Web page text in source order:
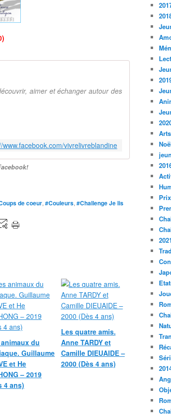
aimer et échanger autour des
www.facebook.com/vivrelivreblandine
de coeur, #Couleurs, #Challenge Je lis
du
Guillaume
et He
– 2019
4 ans)
Les quatre amis.
Anne TARDY et
Camille DIEUAIDE –
2000 (Dès 4 ans)
2021